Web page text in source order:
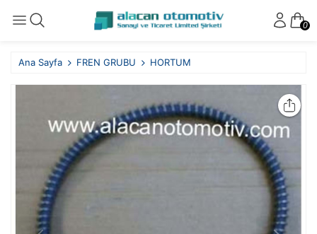
0
Ana Sayfa FREN GRUBU HORTUM